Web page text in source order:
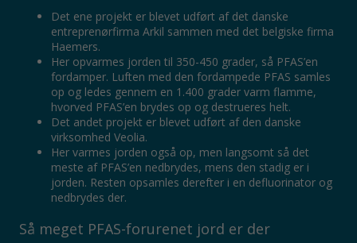
Det ene projekt er blevet udført af det danske
entreprenørfirma Arkil sammen med det belgiske firma
Haemers.
Her opvarmes jorden til 350-450 grader, så PFAS’en
fordamper. Luften med den fordampede PFAS samles
op og ledes gennem en 1.400 grader varm flamme,
hvorved PFAS’en brydes op og destrueres helt.
Det andet projekt er blevet udført af den danske
virksomhed Veolia.
Her varmes jorden også op, men langsomt så det
meste af PFAS’en nedbrydes, mens den stadig er i
jorden. Resten opsamles derefter i en defluorinator og
nedbrydes der.
Så meget PFAS-forurenet jord er der